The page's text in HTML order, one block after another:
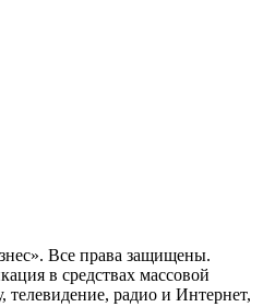
Все права защищены.
в средствах массовой
радио и Интернет,